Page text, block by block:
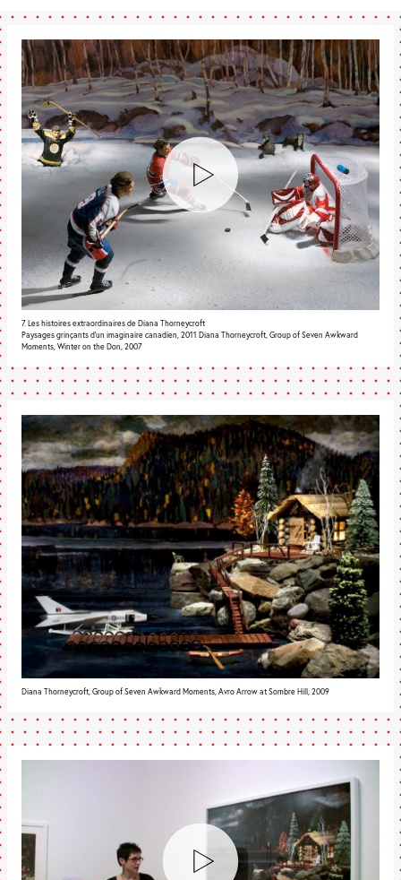
7. Les histoires extraordinaires de Diana Thorneycroft
Paysages grinçants d’un imaginaire canadien, 2011 Diana Thorneycroft, Group of Seven Awkward
Moments, Winter on the Don, 2007
Diana Thorneycroft, Group of Seven Awkward Moments, Avro Arrow at Sombre Hill, 2009